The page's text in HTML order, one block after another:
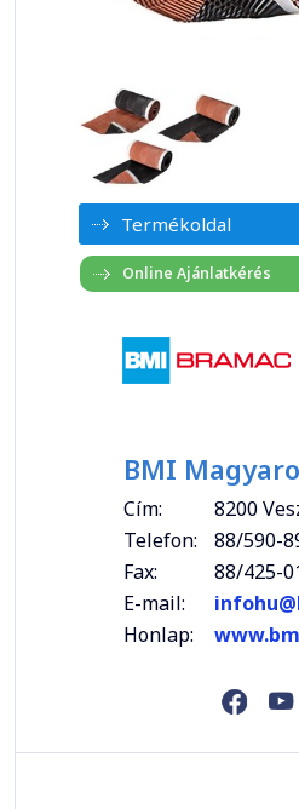
Termékoldal
BMI
Cím:
8200
Telefon:
88/590-
Fax:
88/425-
E-mail:
Honlap: